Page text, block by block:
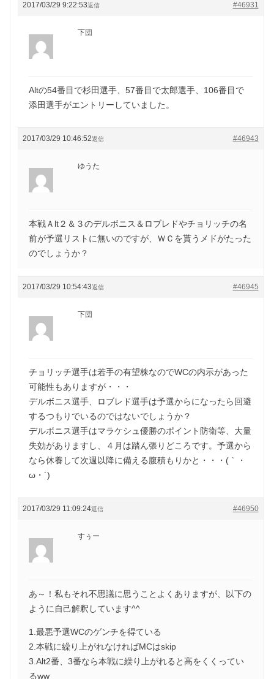
2017/03/29 9:22:53 #46931
返信
下団
Altの54番目で杉田選手、57番目で太郎選手、106番目で
添田選手がエントリーしていました。
2017/03/29 10:46:52 #46943
返信
ゆうた
本戦Ａlt２＆３のデルボニス＆ロブレドやチョリッチの名
前が予選リストに無いのですが、ＷＣを貰うメドがたった
のでしょうか？
2017/03/29 10:54:43 #46945
返信
下団
チョリッチ選手は若手の有望株なのでWCの内示があった
可能性もありますが・・・
デルボニス選手、ロブレド選手は予選からになったら回避
するつもりでいるのではないでしょうか？
デルボニス選手はマラケシュ優勝のポイント防衛等、大量
失効がありますし、４月は踏ん張りどころです。予選から
なら休養して次週以降に備える腹積もりかと・・・(｀・
ω・´)ゞ
2017/03/29 11:09:24 #46950
返信
すぅー
あ～！私もそれ不思議に思うことよくありますが、以下の
ように自己解釈しています^^
1.最悪予選WCのゲンチを得ている
2.本戦に繰り上がれなければMCはskip
3.Alt2番、3番なら本戦に繰り上がれると高をくくってい
るww